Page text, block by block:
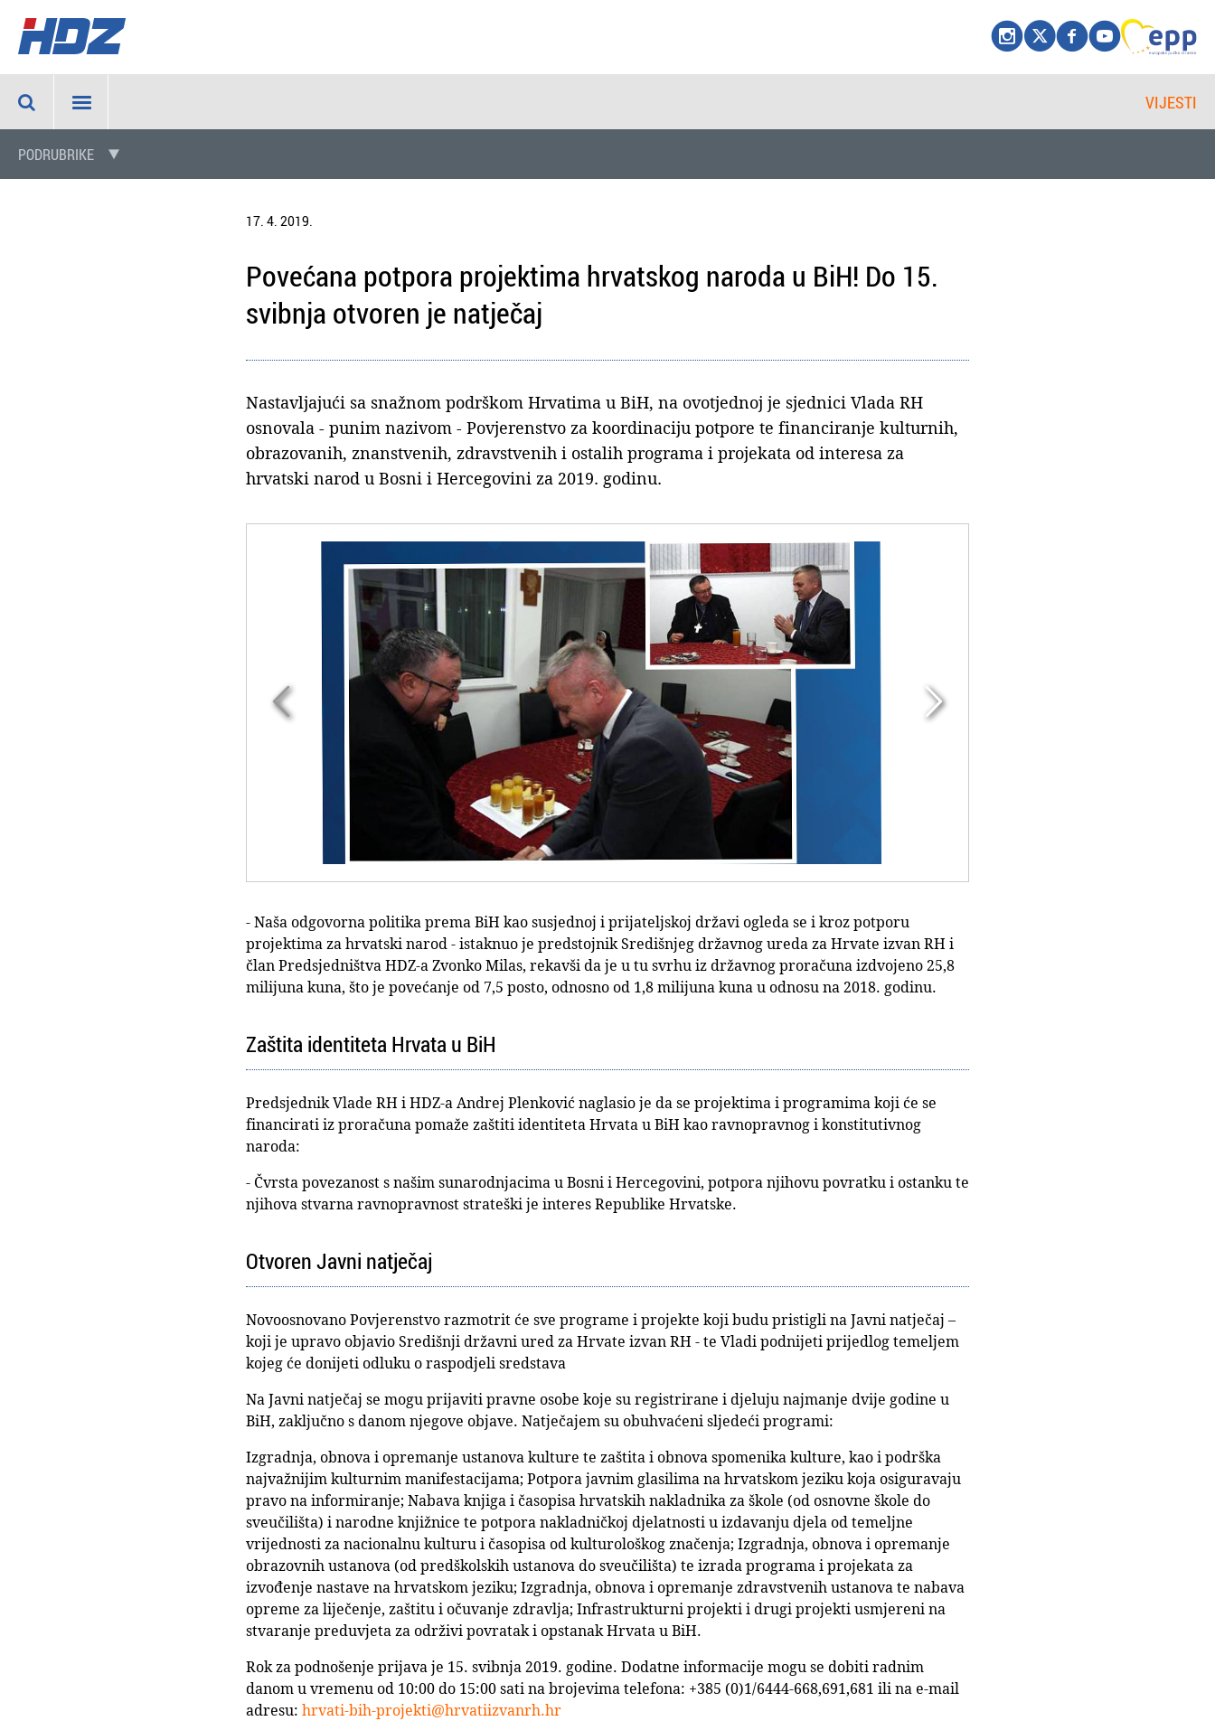
VIJESTI
PODRUBRIKE
17. 4. 2019.
Povećana potpora projektima hrvatskog naroda u BiH! Do 15.
svibnja otvoren je natječaj
Nastavljajući sa snažnom podrškom Hrvatima u BiH, na ovotjednoj je sjednici Vlada RH
osnovala - punim nazivom - Povjerenstvo za koordinaciju potpore te financiranje kulturnih,
obrazovanih, znanstvenih, zdravstvenih i ostalih programa i projekata od interesa za
hrvatski narod u Bosni i Hercegovini za 2019. godinu.


- Naša odgovorna politika prema BiH kao susjednoj i prijateljskoj državi ogleda se i kroz potporu
projektima za hrvatski narod - istaknuo je predstojnik Središnjeg državnog ureda za Hrvate izvan RH i
član Predsjedništva HDZ-a Zvonko Milas, rekavši da je u tu svrhu iz državnog proračuna izdvojeno 25,8
milijuna kuna, što je povećanje od 7,5 posto, odnosno od 1,8 milijuna kuna u odnosu na 2018. godinu.
Zaštita identiteta Hrvata u BiH
Predsjednik Vlade RH i HDZ-a Andrej Plenković naglasio je da se projektima i programima koji će se
financirati iz proračuna pomaže zaštiti identiteta Hrvata u BiH kao ravnopravnog i konstitutivnog
naroda:
- Čvrsta povezanost s našim sunarodnjacima u Bosni i Hercegovini, potpora njihovu povratku i ostanku te
njihova stvarna ravnopravnost strateški je interes Republike Hrvatske.
Otvoren Javni natječaj
Novoosnovano Povjerenstvo razmotrit će sve programe i projekte koji budu pristigli na Javni natječaj –
koji je upravo objavio Središnji državni ured za Hrvate izvan RH - te Vladi podnijeti prijedlog temeljem
kojeg će donijeti odluku o raspodjeli sredstava
Na Javni natječaj se mogu prijaviti pravne osobe koje su registrirane i djeluju najmanje dvije godine u
BiH, zaključno s danom njegove objave. Natječajem su obuhvaćeni sljedeći programi:
Izgradnja, obnova i opremanje ustanova kulture te zaštita i obnova spomenika kulture, kao i podrška
najvažnijim kulturnim manifestacijama; Potpora javnim glasilima na hrvatskom jeziku koja osiguravaju
pravo na informiranje; Nabava knjiga i časopisa hrvatskih nakladnika za škole (od osnovne škole do
sveučilišta) i narodne knjižnice te potpora nakladničkoj djelatnosti u izdavanju djela od temeljne
vrijednosti za nacionalnu kulturu i časopisa od kulturološkog značenja; Izgradnja, obnova i opremanje
obrazovnih ustanova (od predškolskih ustanova do sveučilišta) te izrada programa i projekata za
izvođenje nastave na hrvatskom jeziku; Izgradnja, obnova i opremanje zdravstvenih ustanova te nabava
opreme za liječenje, zaštitu i očuvanje zdravlja; Infrastrukturni projekti i drugi projekti usmjereni na
stvaranje preduvjeta za održivi povratak i opstanak Hrvata u BiH.
Rok za podnošenje prijava je 15. svibnja 2019. godine. Dodatne informacije mogu se dobiti radnim
danom u vremenu od 10:00 do 15:00 sati na brojevima telefona: +385 (0)1/6444-668,691,681 ili na e-mail
adresu: hrvati-bih-projekti@hrvatiizvanrh.hr